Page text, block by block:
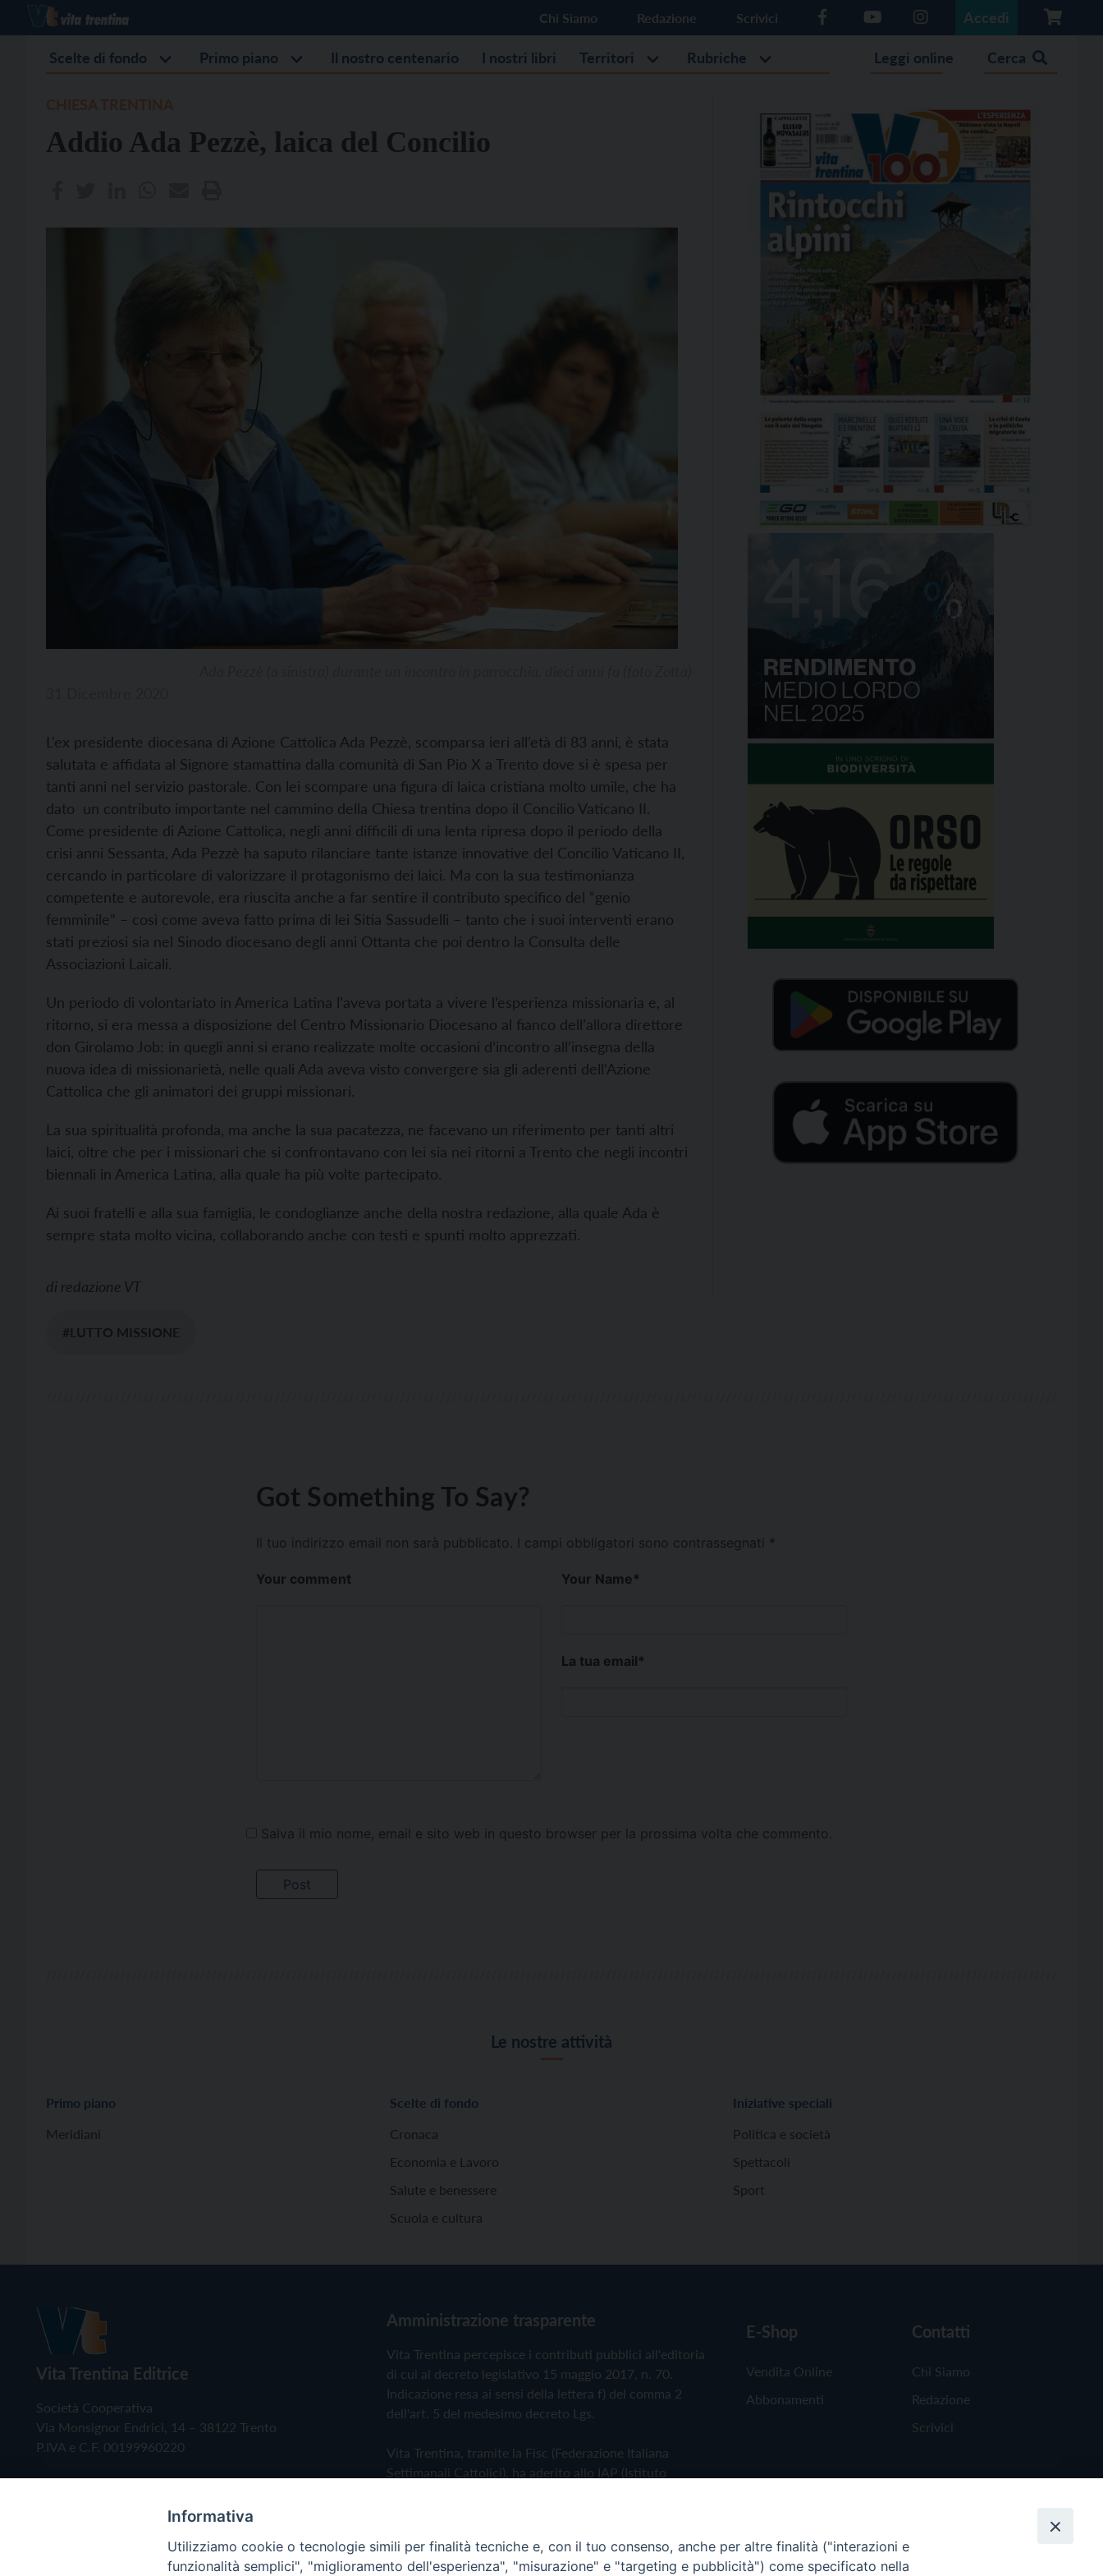
Chi Siamo Redazione Scrivici Accedi
Scelte di fondo Primo piano Il nostro centenario I nostri libri Territori Rubriche Leggi online Cerca
Addio Ada Pezzè, laica del Concilio
L’ex presidente diocesana di Azione Cattolica Ada Pezzè, scomparsa ieri all’età di 83 anni, è stata
salutata e affidata al Signore stamattina dalla comunità di San Pio X a Trento dove si è spesa per
tanti anni nel servizio pastorale. Con lei scompare una figura di laica cristiana molto umile, che ha
dato un contributo importante nel cammino della Chiesa trentina dopo il Concilio Vaticano II.
Come presidente di Azione Cattolica, negli anni difficili di una lenta ripresa dopo il periodo della
crisi anni Sessanta, Ada Pezzè ha saputo rilanciare tante istanze innovative del Concilio Vaticano II,
cercando in particolare di valorizzare il protagonismo dei laici. Ma con la sua testimonianza
competente e autorevole, era riuscita anche a far sentire il contributo specifico del “genio
femminile” – così come aveva fatto prima di lei Sitia Sassudelli – tanto che i suoi interventi erano
stati preziosi sia nel Sinodo diocesano degli anni Ottanta che poi dentro la Consulta delle
Associazioni Laicali.
Un periodo di volontariato in America Latina l’aveva portata a vivere l’esperienza missionaria e, al
ritorno, si era messa a disposizione del Centro Missionario Diocesano al fianco dell’allora direttore
don Girolamo Job: in quegli anni si erano realizzate molte occasioni d’incontro all’insegna della
nuova idea di missionarietà, nelle quali Ada aveva visto convergere sia gli aderenti dell’Azione
Cattolica che gli animatori dei gruppi missionari.
La sua spiritualità profonda, ma anche la sua pacatezza, ne facevano un riferimento per tanti altri
laici, oltre che per i missionari che si confrontavano con lei sia nei ritorni a Trento che negli incontri
biennali in America Latina, alla quale ha più volte partecipato.
Ai suoi fratelli e alla sua famiglia, le condoglianze anche della nostra redazione, alla quale Ada è
sempre stata molto vicina, collaborando anche con testi e spunti molto apprezzati.
di redazione VT
#LUTTO MISSIONE
Got Something To Say?
Il tuo indirizzo email non sarà pubblicato. I campi obbligatori sono contrassegnati *
Your comment Your Name*
La tua email*
Salva il mio nome, email e sito web in questo browser per la prossima volta che commento.
Le nostre attività
Primo piano
Meridiani
Scelte di fondo
Cronaca
Economia e Lavoro
Salute e benessere
Scuola e cultura
Iniziative speciali
Politica e società
Spettacoli
Sport
Vita Trentina Editrice
Società Cooperativa
Via Monsignor Endrici, 14 – 38122 Trento
P.IVA e C.F. 00199960220
Amministrazione trasparente
Vita Trentina percepisce i contributi pubblici all'editoria
di cui al decreto legislativo 15 maggio 2017, n. 70.
Indicazione resa ai sensi della lettera f) del comma 2
dell'art. 5 del medesimo decreto Lgs.
Vita Trentina, tramite la Fisc (Federazione Italiana
Settimanali Cattolici), ha aderito allo IAP (Istituto
Privacy Policy Cookie Policy
E-Shop
Vendita Online
Abbonamenti
Contatti
Chi Siamo
Redazione
Scrivici
Informativa
Utilizziamo cookie o tecnologie simili per finalità tecniche e, con il tuo consenso, anche per altre finalità ("interazioni e
funzionalità semplici", "miglioramento dell'esperienza", "misurazione" e "targeting e pubblicità") come specificato nella